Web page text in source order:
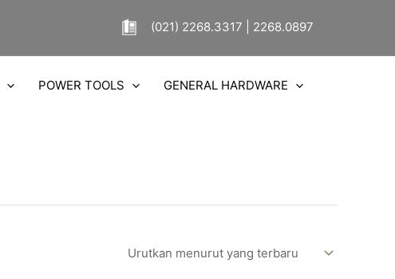
(021) 2268.3317 | 2268.0897
POWER TOOLS GENERAL HARDWARE